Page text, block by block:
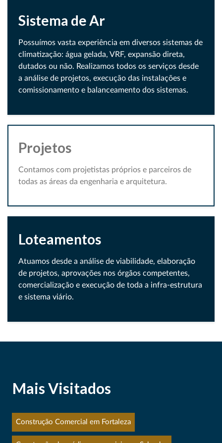
Sistema de Ar
Possuímos vasta experiência em diversos sistemas de
climatização: água gelada, VRF, expansão direta,
dutados ou não. Realizamos todos os serviços desde
a análise de projetos, execução das instalações e
comissionamento e balanceamento dos sistemas.
Projetos
Contamos com projetistas próprios e parceiros de
todas as áreas da engenharia e arquitetura.
Loteamentos
Atuamos desde a análise de viabilidade, elaboração
de projetos, aprovações nos órgãos competentes,
comercialização e execução de toda a infra-estrutura
e sistema viário.
Mais Visitados
Construção Comercial em Fortaleza